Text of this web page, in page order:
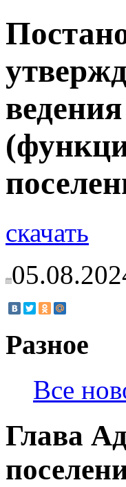
скачать
Разное
Все
Глава